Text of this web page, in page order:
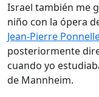
Israel también me
niño con la ópera
Jean-Pierre
posteriormente
cuando yo
de Mannheim.